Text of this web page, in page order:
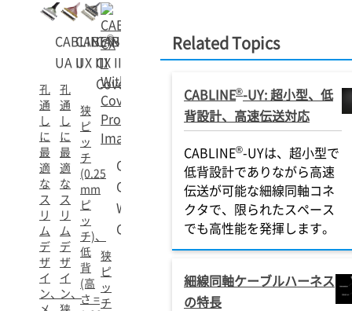
CABLINE®-
UA II
孔
通
し
に
最
適
な
ス
リ
ム
デ
ザ
イ
ン、
CABLINE
UX II
孔
通
し
に
最
適
な
ス
リ
ム
デ
ザ
イ
ン、
CABLINE
CX II With
Cover
狭
ピ
ッ
チ
(0.25
mm
ピ
ッ
チ)、
低
背
(高
さ =
CABLINE
CX II
Without
Cover
狭
ピ
ッ
チ
Related Topics
CABLINE®-UY: 超小型、低
背設計、高速伝送対応
CABLINE®-UYは、超小型で
低背設計でありながら高速
伝送が可能な細線同軸コネ
クタで、限られたスペース
でも高性能を発揮します。
細線同軸ケーブルハーネス
の特長